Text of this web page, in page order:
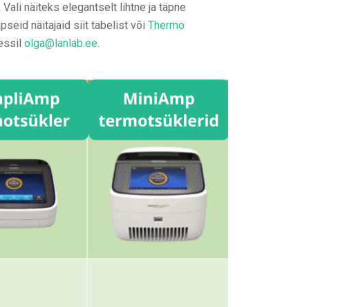
näiteks elegantselt lihtne ja täpne
näitajaid siit tabelist või Thermo
olga@lanlab.ee.